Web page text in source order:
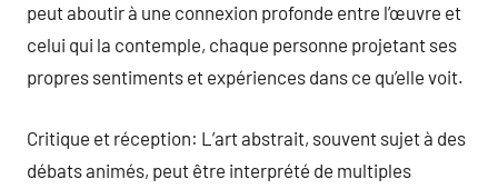
peut aboutir à une connexion profonde entre l’œuvre et
celui qui la contemple, chaque personne projetant ses
propres sentiments et expériences dans ce qu’elle voit.
Critique et réception: L’art abstrait, souvent sujet à des
débats animés, peut être interprété de multiples